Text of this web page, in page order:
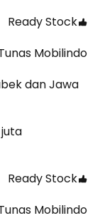
Ready Stock
Mobilindo
dan Jawa
Ready Stock
Mobilindo